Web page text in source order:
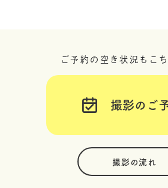
ご予約の空き状況もこ
撮影のご
撮影の流れ